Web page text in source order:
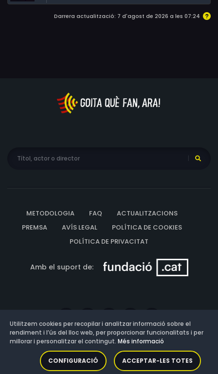
Darrera actualització: 7 d'agost de 2026 a les 07:24
METODOLOGIA FAQ
ACTUALITZACIONS
PREMSA
AVÍS LEGAL
POLÍTICA DE COOKIES
POLÍTICA DE PRIVACITAT
Amb el suport de:
Versió: 3.13.0.202607011342
Utilitzem cookies per recopilar i analitzar informació sobre el
rendiment i l’ús del lloc web, per proporcionar funcionalitats i per
millorar i personalitzar el contingut. Més informació
CONFIGURACIÓ ACCEPTAR-LES TOTES